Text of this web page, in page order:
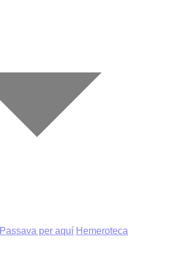
Passava per aquí Hemeroteca